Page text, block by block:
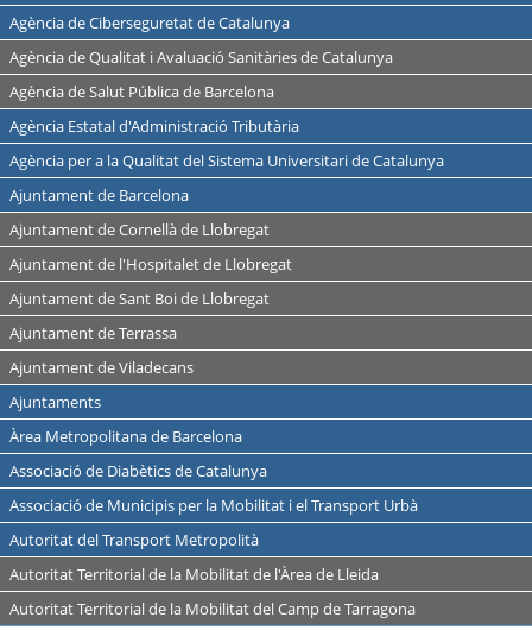
Agència de Ciberseguretat de Catalunya
Agència de Qualitat i Avaluació Sanitàries de Catalunya
Agència de Salut Pública de Barcelona
Agència Estatal d'Administració Tributària
Agència per a la Qualitat del Sistema Universitari de Catalunya
Ajuntament de Barcelona
Ajuntament de Cornellà de Llobregat
Ajuntament de l'Hospitalet de Llobregat
Ajuntament de Sant Boi de Llobregat
Ajuntament de Terrassa
Ajuntament de Viladecans
Ajuntaments
Àrea Metropolitana de Barcelona
Associació de Diabètics de Catalunya
Associació de Municipis per la Mobilitat i el Transport Urbà
Autoritat del Transport Metropolità
Autoritat Territorial de la Mobilitat de l'Àrea de Lleida
Autoritat Territorial de la Mobilitat del Camp de Tarragona